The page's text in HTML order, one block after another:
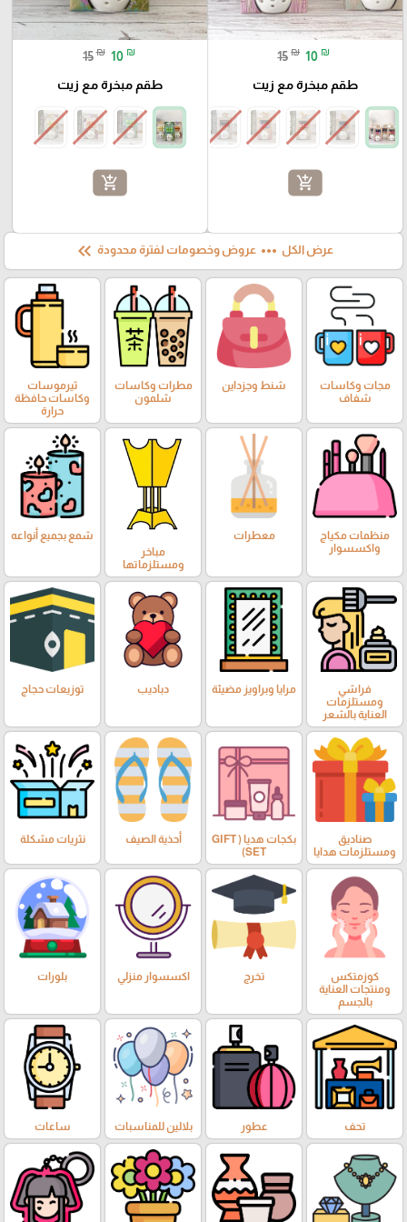
15 ₪ 10 ₪
طقم مبخرة مع زيت
add_shopping_cart
15 ₪ 10 ₪
طقم مبخرة مع زيت
add_shopping_cart
عرض الكل more_horiz عروض وخصومات لفترة محدودة keyboard_double_arrow_left
مجات وكاسات
شفاف
شنط وجزداين
مطرات وكاسات
شلمون
ثيرموسات
وكاسات حافظة
حرارة
منظمات مكياج
واكسسوار
معطرات
مباخر
ومستلزماتها
شمع بجميع أنواعه
فراشي
ومستلزمات
العناية بالشعر
مرايا وبراويز مضيئة دباديب توزيعات حجاج
صناديق
ومستلزمات هدايا
بكجات هديا ( GIFT
SET)
أحذية الصيف نثريات مشكلة
كوزمتكس
ومنتجات العناية
بالجسم
تخرج اكسسوار منزلي بلورات
تحف عطور بلالين للمناسبات ساعات